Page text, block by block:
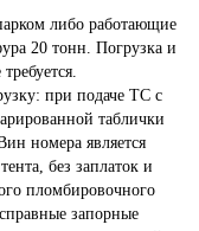
либо работающие
20 тонн. Погрузка и
при подаче ТС с
таблички
номера является
без заплаток и
пломбировочного
запорные